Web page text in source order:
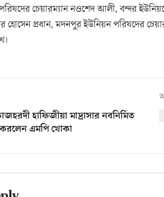
চেয়ারম্যান নওশেদ আলী, বন্দর
হোসেন প্রধান, মদনপুর ইউনিয়ন পরিষদের
হাফিজীয়া মাদ্রাসার নবনির্মিত
এমপি খোকা